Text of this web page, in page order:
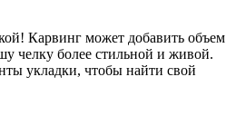
Карвинг может добавить объем
челку более стильной и живой.
укладки, чтобы найти свой